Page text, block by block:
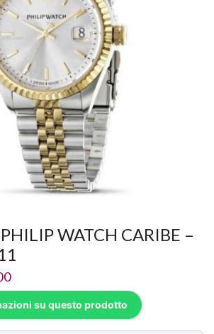
WATCH CARIBE –
su questo prodotto